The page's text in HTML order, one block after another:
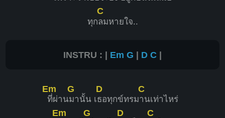
ทุก
C
ลมหายใจ..
INSTRU : | Em G | D C |
Em
ที่ผ่าน
G
มานั้น เ
D
ธอทุกข์ทรม
C
านเท่าไหร่
Em G D C